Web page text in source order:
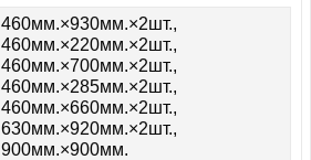
460мм.×930мм.×2шт.,
460мм.×220мм.×2шт.,
460мм.×700мм.×2шт.,
460мм.×285мм.×2шт.,
460мм.×660мм.×2шт.,
630мм.×920мм.×2шт.,
900мм.×900мм.